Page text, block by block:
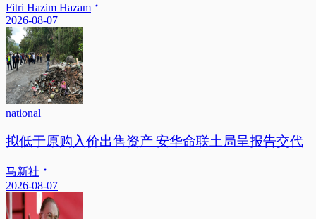
Fitri Hazim Hazam
2026-08-07
national
拟低于原购入价出售资产 安华命联土局呈报告交代
马新社
2026-08-07